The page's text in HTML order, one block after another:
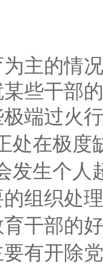
的情况
些干部
端过火
处在极度
发生个人
组织处
干部的
有开除